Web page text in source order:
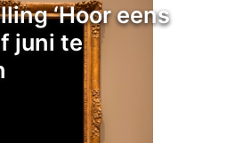
‘Hoor eens
juni te